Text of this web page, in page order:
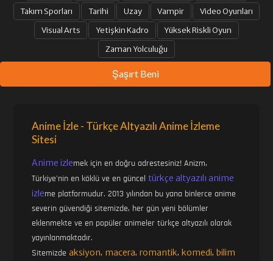
1. SEZON 33. BÖLÜM 1. SEZON 34. BÖLÜM
1. SEZON 35. BÖLÜM 1. SEZON 36. BÖLÜM
1. SEZON 39. BÖLÜM
1. SEZON 41. BÖLÜM
Takım Sporları
Tarihi Uzay Vampir
Video Oyunları
Visual Arts
Yetişkin Kadro
Yüksek Riskli Oyun
Zaman Yolculuğu
Şaşırt Beni
Anime İzle - Türkçe Altyazılı Anime İzleme
Sitesi
Anime izlemek için en doğru adrestesiniz! Anizm,
Türkiye'nin en köklü ve en günceltürkçe altyazılı anime
izleme platformudur. 2013 yılından bu yana binlerce anime
severin güvendiği sitemizde, her gün yeni bölümler
eklenmekte ve en popüler animeler türkçe altyazılı olarak
yayınlanmaktadır.
Sitemizdeaksiyon, macera,romantik, komedi, bilim